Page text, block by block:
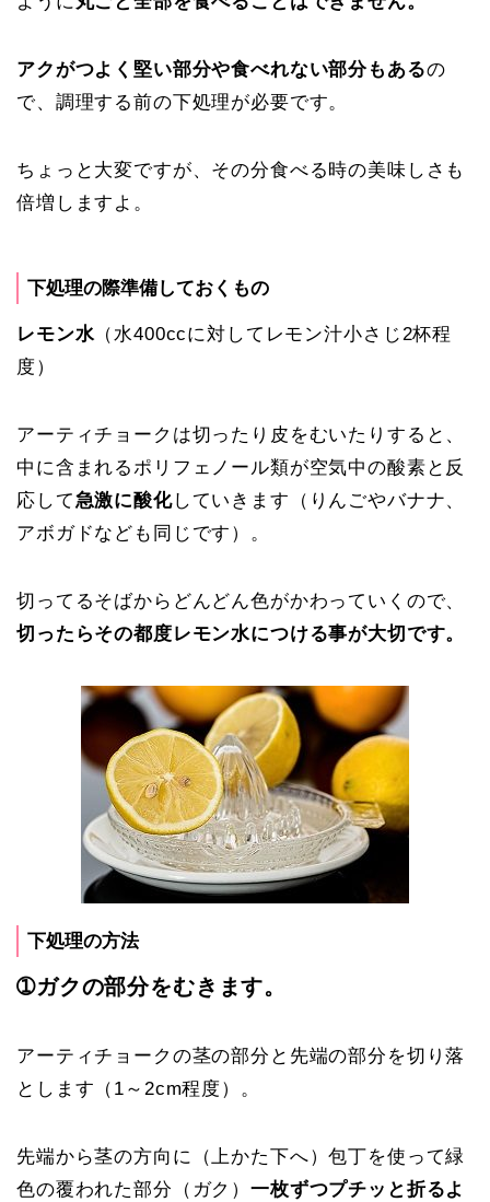
アクがつよく堅い部分や食べれない部分もあるの
で、調理する前の下処理が必要です。
ちょっと大変ですが、その分食べる時の美味しさも
倍増しますよ。
下処理の際準備しておくもの
レモン水 （水400ccに対して レモン汁小さじ2杯程
度）
アーティチョークは切ったり皮をむいたりすると、
中に含まれるポリフェノール類が空気中の酸素と反
応して急激に酸化していきます（りんごやバナナ、
アボガドなども同じです）。
切ってるそばからどんどん色がかわっていくので、
切ったらその都度レモン水につける事が大切です。
下処理の方法
➀ガクの部分をむきます。
アーティチョークの茎の部分と先端の部分を切り落
とします（ 1～2cm程度）。
先端から茎の方向に（上かた下へ）包丁を使って緑
色の覆われた部分（ガク）一枚ずつプチッと折るよ